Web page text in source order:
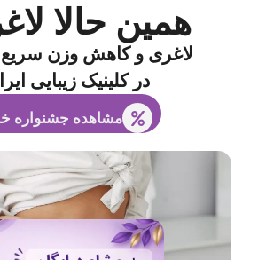
همین حالا
لاغری و کاهش وزن سریع
در کلینیک زیبایی
مشاهده جشنواره